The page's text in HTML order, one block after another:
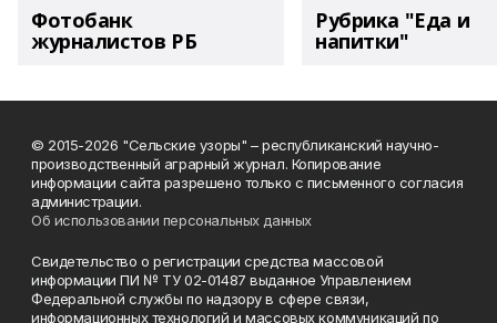
Фотобанк
журналистов РБ
Рубрика "Еда и
напитки"
© 2015-2026 "Сельские узоры" – республиканский научно-
производственный аграрный журнал. Копирование
информации сайта разрешено только с письменного согласия
администрации.
Об использовании персональных данных
Свидетельство о регистрации средства массовой
информации ПИ № ТУ 02-01487 выданное Управлением
Федеральной службы по надзору в сфере связи,
информационных технологий и массовых коммуникаций по